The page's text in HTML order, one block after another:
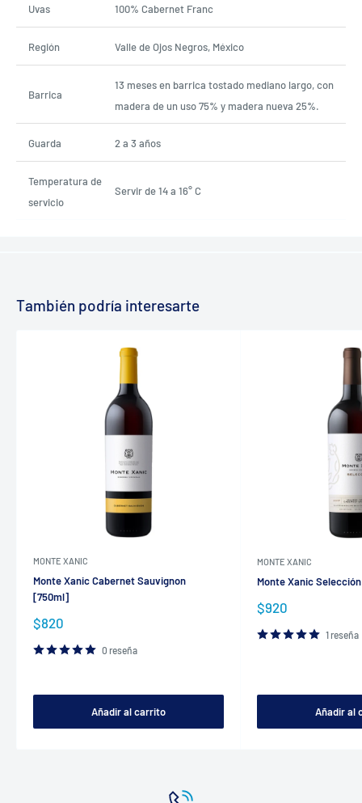
Uvas 100% Cabernet Franc
Región Valle de Ojos Negros, México
Barrica
13 meses en barrica tostado mediano largo, con
madera de un uso 75% y madera nueva 25%.
Guarda 2 a 3 años
Temperatura de
servicio
Servir de 14 a 16° C
También podría interesarte
MONTE XANIC
Monte Xanic Cabernet Sauvignon
[750ml]
Precio
venta
$820
0 reseña
Añadir al carrito
MONTE XANIC
Monte Xanic
Precio
venta
$920
1 reseña
Añadir al